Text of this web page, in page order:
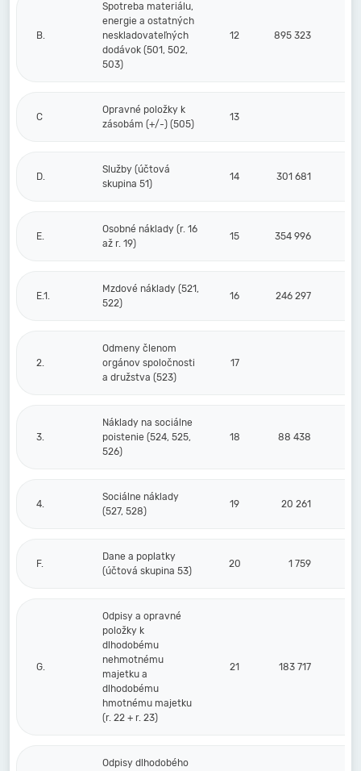
B.
Spotreba materiálu,
energie a ostatných
neskladovateľných
dodávok (501, 502,
503)
12 895 323
C
Opravné položky k
zásobám (+/-) (505)
13
D.
Služby (účtová
skupina 51)
14 301 681
E.
Osobné náklady (r. 16
až r. 19)
15 354 996
E.1.
Mzdové náklady (521,
522)
16 246 297
2.
Odmeny členom
orgánov spoločnosti
a družstva (523)
17
3.
Náklady na sociálne
poistenie (524, 525,
526)
18 88 438
4.
Sociálne náklady
(527, 528)
19 20 261
F.
Dane a poplatky
(účtová skupina 53)
20 1 759
G.
Odpisy a opravné
položky k
dlhodobému
nehmotnému
majetku a
dlhodobému
hmotnému majetku
(r. 22 + r. 23)
21 183 717
Odpisy dlhodobého